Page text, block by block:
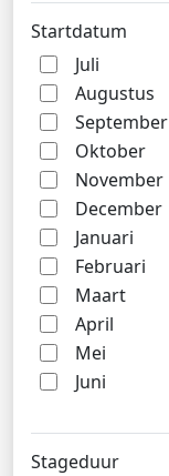
Startdatum
Juli
Augustus
September
Oktober
November
December
Januari
Februari
Maart
April
Mei
Juni
Stageduur